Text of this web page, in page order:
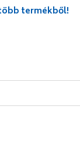
termékből!